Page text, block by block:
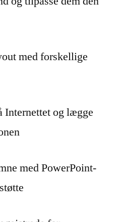
med forskellige
og lægge
med PowerPoint-